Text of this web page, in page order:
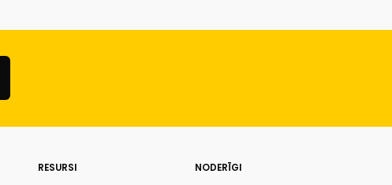
RESURSI NODERĪGI